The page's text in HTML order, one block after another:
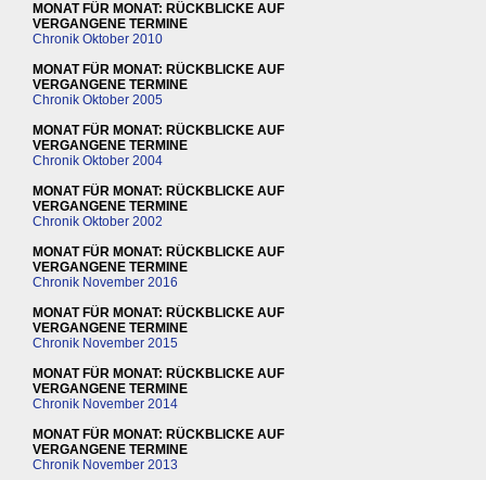
MONAT FÜR MONAT: RÜCKBLICKE AUF
VERGANGENE TERMINE
Chronik Oktober 2010
MONAT FÜR MONAT: RÜCKBLICKE AUF
VERGANGENE TERMINE
Chronik Oktober 2005
MONAT FÜR MONAT: RÜCKBLICKE AUF
VERGANGENE TERMINE
Chronik Oktober 2004
MONAT FÜR MONAT: RÜCKBLICKE AUF
VERGANGENE TERMINE
Chronik Oktober 2002
MONAT FÜR MONAT: RÜCKBLICKE AUF
VERGANGENE TERMINE
Chronik November 2016
MONAT FÜR MONAT: RÜCKBLICKE AUF
VERGANGENE TERMINE
Chronik November 2015
MONAT FÜR MONAT: RÜCKBLICKE AUF
VERGANGENE TERMINE
Chronik November 2014
MONAT FÜR MONAT: RÜCKBLICKE AUF
VERGANGENE TERMINE
Chronik November 2013